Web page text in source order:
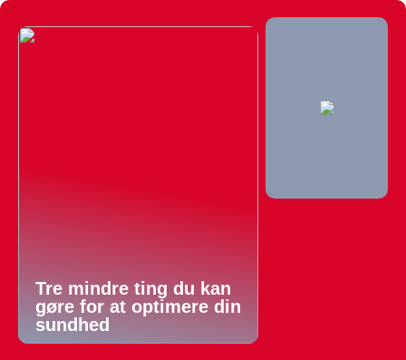
Tre mindre ting du kan
gøre for at optimere din
sundhed